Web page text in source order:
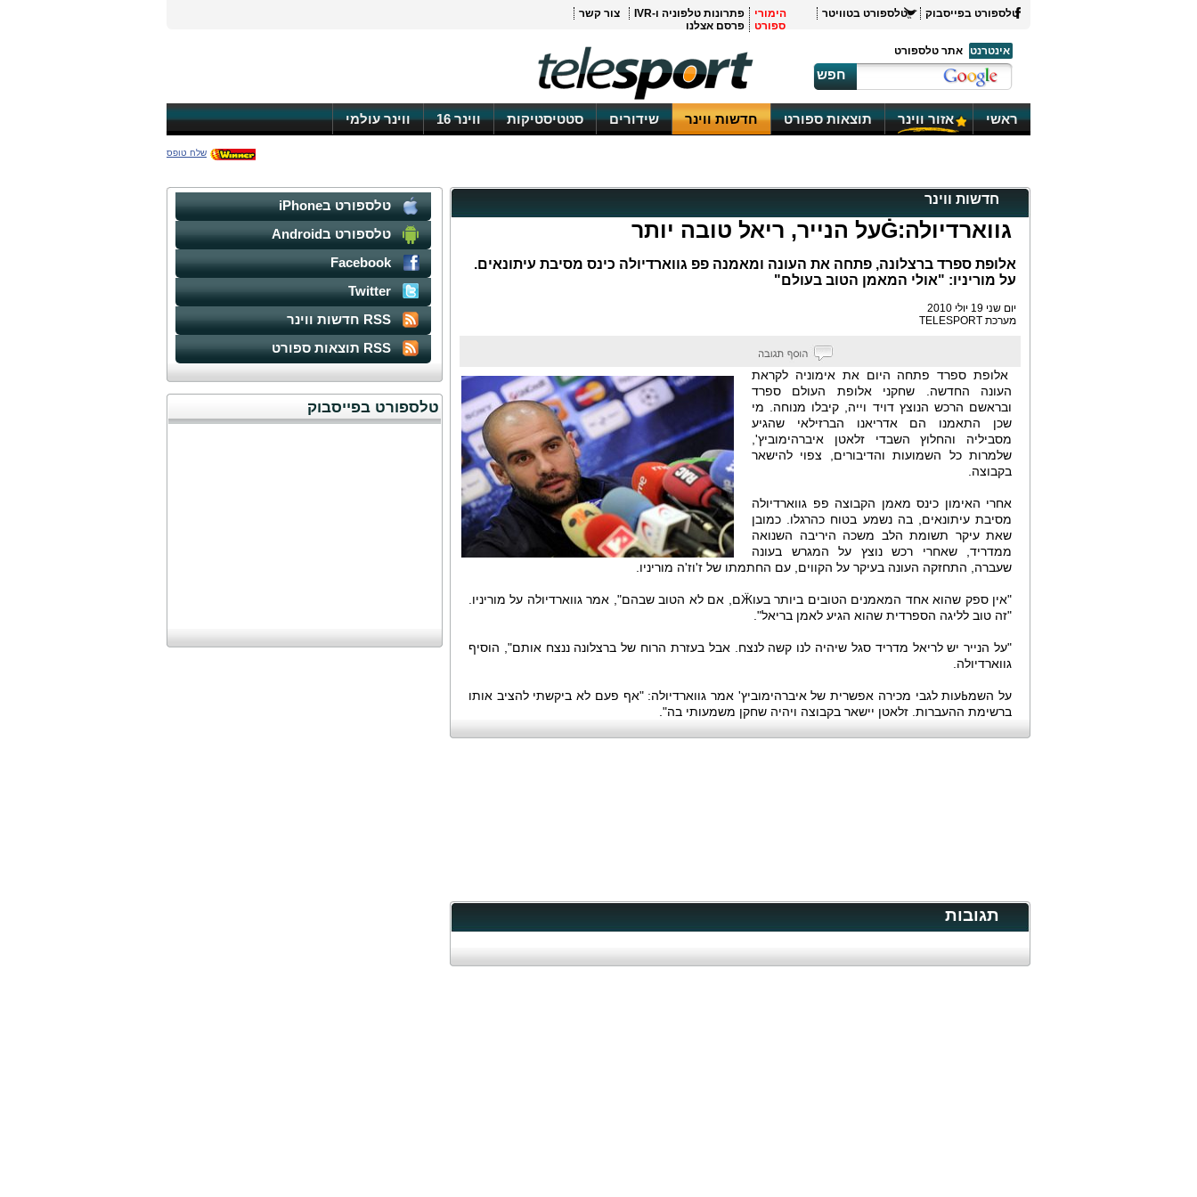
טלספורט בפייסבוק טלספורט בטוויטר
הימורי
ספורט
פתרונות טלפוניה ו-IVR
צור קשר
פרסם אצלנו
אינטרנט
אתר טלספורט
חפש
ראשי אזור ווינר תוצאות ספורט חדשות ווינר שידורים סטטיסטיקות ווינר 16 ווינר עולמי
שלח טופס
חדשות ווינר
גווארדיולה:Ġעל הנייר, ריאל טובה יותר
אלופת ספרד ברצלונה, פתחה את העונה ומאמנה פפ גווארדיולה כינס מסיבת עיתונאים.
על מוריניו: "אולי המאמן הטוב בעולם"
יום שני 19 יולי 2010
מערכת TELESPORT
אלופת ספרד פתחה היום את אימוניה לקראת
העונה החדשה. שחקני אלופת העולם ספרד
ובראשם הרכש הנוצץ דויד וייה, קיבלו מנוחה. מי
שכן התאמנו הם אדריאנו הברזילאי שהגיע
מסביליה והחלוץ השבדי זלאטן איברהימוביץ',
שלמרות כל השמועות והדיבורים, צפוי להישאר
בקבוצה.
אחרי האימון כינס מאמן הקבוצה פפ גווארדיולה
מסיבת עיתונאים, בה נשמע בטוח כהרגלו. כמובן
שאת עיקר תשומת הלב משכה היריבה השנואה
ממדריד, שאחרי רכש נוצץ על המגרש בעונה
שעברה, התחזקה העונה בעיקר על הקווים, עם החתמתו של ז'וז'ה מוריניו.
"אין ספק שהוא אחד המאמנים הטובים ביותר בעוӜם, אם לא הטוב שבהם", אמר גווארדיולה על מוריניו.
"זה טוב לליגה הספרדית שהוא הגיע לאמן בריאל".
"על הנייר יש לריאל מדריד סגל שיהיה לנו קשה לנצח. אבל בעזרת הרוח של ברצלונה ננצח אותם", הוסיף
גווארדיולה.
על השמߕעות לגבי מכירה אפשרית של איברהימוביץ' אמר גווארדיולה: "אף פעם לא ביקשתי להציב אותו
ברשימת ההעברות. זלאטן יישאר בקבוצה ויהיה שחקן משמעותי בה".
תגובות
טלספורט בiPhone
טלספורט בAndroid
Facebook
Twitter
RSS חדשות ווינר
RSS תוצאות ספורט
טלספורט בפייסבוק